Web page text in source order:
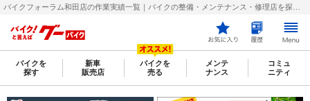
バイクを
探す
新車
販売店
バイクを
売る
メンテ
ナンス
コミュ
ニティ